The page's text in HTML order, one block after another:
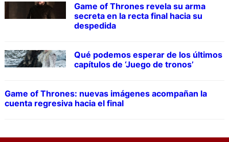
Game of Thrones revela su arma
secreta en la recta final hacia su
despedida
Qué podemos esperar de los últimos
capítulos de ‘Juego de tronos’
Game of Thrones: nuevas imágenes acompañan la
cuenta regresiva hacia el final